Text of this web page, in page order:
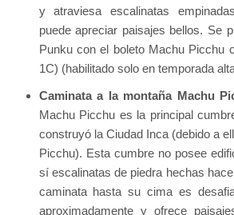
y atraviesa escalinatas
puede apreciar paisajes bellos. Se
Punku con el boleto Machu Picchu
1C) (habilitado solo en temporada
Caminata a la montaña Machu
Machu Picchu es la principal
construyó la Ciudad Inca (debido a
Picchu). Esta cumbre no posee
sí escalinatas de piedra hechas
caminata hasta su cima es
aproximadamente y ofrece